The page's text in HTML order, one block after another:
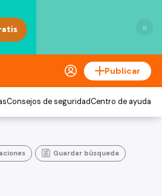
×
Publicar
Consejos de seguridadCentro de ayuda
Guardar búsqueda